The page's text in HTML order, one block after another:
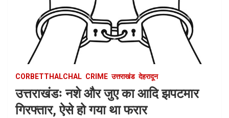
CORBETTHALCHAL CRIME उत्तराखंड देहरादून
उत्तराखंडः नशे और जुए का आदि झपटमार
गिरफ्तार, ऐसे हो गया था फरार